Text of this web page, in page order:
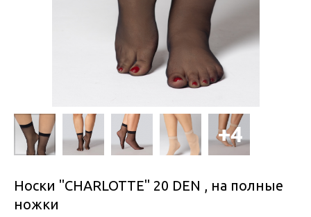
Носки "CHARLOTTE" 20 DEN , на полные
ножки